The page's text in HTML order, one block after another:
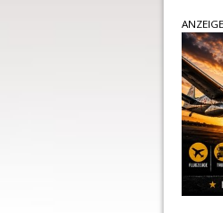
ANZEIGE